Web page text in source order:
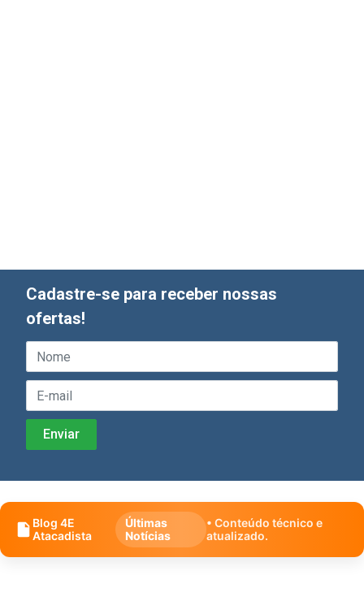
Cadastre-se para receber nossas
ofertas!
Blog 4E
Atacadista
Últimas
Notícias
• Conteúdo técnico e
atualizado.